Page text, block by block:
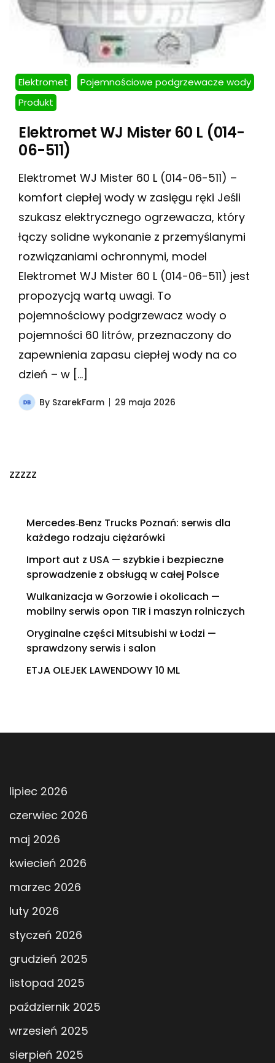
Elektromet
Pojemnościowe podgrzewacze wody
Produkt
Elektromet WJ Mister 60 L (014-
06-511)
Elektromet WJ Mister 60 L (014-06-511) –
komfort ciepłej wody w zasięgu ręki Jeśli
szukasz elektrycznego ogrzewacza, który
łączy solidne wykonanie z przemyślanymi
rozwiązaniami ochronnymi, model
Elektromet WJ Mister 60 L (014-06-511) jest
propozycją wartą uwagi. To
pojemnościowy podgrzewacz wody o
pojemności 60 litrów, przeznaczony do
zapewnienia zapasu ciepłej wody na co
dzień – w […]
By SzarekFarm 29 maja 2026
zzzzz
Mercedes‑Benz Trucks Poznań: serwis dla
każdego rodzaju ciężarówki
Import aut z USA — szybkie i bezpieczne
sprowadzenie z obsługą w całej Polsce
Wulkanizacja w Gorzowie i okolicach —
mobilny serwis opon TIR i maszyn rolniczych
Oryginalne części Mitsubishi w Łodzi —
sprawdzony serwis i salon
ETJA OLEJEK LAWENDOWY 10 ML
lipiec 2026
czerwiec 2026
maj 2026
kwiecień 2026
marzec 2026
luty 2026
styczeń 2026
grudzień 2025
listopad 2025
październik 2025
wrzesień 2025
sierpień 2025